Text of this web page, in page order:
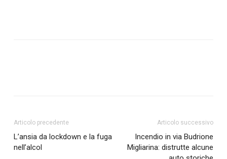
Articolo precedente
L’ansia da lockdown e la fuga
nell’alcol
Articolo successivo
Incendio in via Budrione
Migliarina: distrutte alcune